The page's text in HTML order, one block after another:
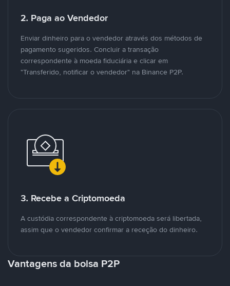
2. Paga ao Vendedor
Enviar dinheiro para o vendedor através dos métodos de
pagamento sugeridos. Concluir a transação
correspondente à moeda fiduciária e clicar em
"Transferido, notificar o vendedor" na Binance P2P.
3. Recebe a Criptomoeda
A custódia correspondente à criptomoeda será libertada,
assim que o vendedor confirmar a receção do dinheiro.
Vantagens da bolsa P2P